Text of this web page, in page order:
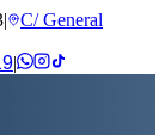
|
C/ General
|